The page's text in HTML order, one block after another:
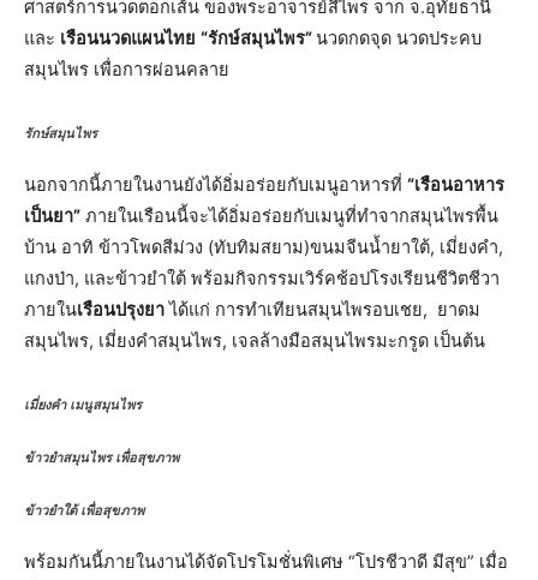
ศาสตร์การนวดตอกเส้น ของพระอาจารย์สีไพร จาก จ.อุทัยธานี
และ เรือนนวดแผนไทย “รักษ์สมุนไพร”นวดกดจุด นวดประคบ
สมุนไพร เพื่อการผ่อนคลาย
รักษ์สมุนไพร
นอกจากนี้ภายในงานยังได้อิ่มอร่อยกับเมนูอาหารที่ “เรือนอาหาร
เป็นยา” ภายในเรือนนี้จะได้อิ่มอร่อยกับเมนูที่ทำจากสมุนไพรพื้น
บ้าน อาทิ ข้าวโพดสีม่วง (ทับทิมสยาม)ขนมจีนน้ำยาใต้, เมี่ยงคำ,
แกงป่า, และข้าวยำใต้ พร้อมกิจกรรมเวิร์คช้อปโรงเรียนชีวิตชีวา
ภายในเรือนปรุงยาได้แก่ การทำเทียนสมุนไพรอบเชย, ยาดม
สมุนไพร, เมี่ยงคำสมุนไพร, เจลล้างมือสมุนไพรมะกรูด เป็นต้น
เมี่ยงคำ เมนูสมุนไพร
ข้าวยำสมุนไพร เพื่อสุขภาพ
ข้าวยำใต้ เพื่อสุขภาพ
พร้อมกันนี้ภายในงานได้จัดโปรโมชั่นพิเศษ “โปรชีวาดี มีสุข” เมื่อ